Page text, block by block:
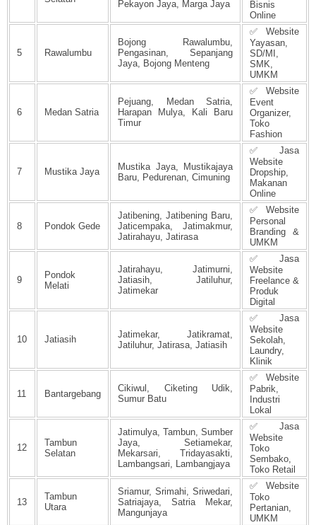
Pekayon Jaya, Marga Jaya
Bisnis
Online
5 Rawalumbu
Bojong Rawalumbu,
Pengasinan, Sepanjang
Jaya, Bojong Menteng
✅ Website
Yayasan,
SD/MI,
SMK,
UMKM
6 Medan Satria
Pejuang, Medan Satria,
Harapan Mulya, Kali Baru
Timur
✅ Website
Event
Organizer,
Toko
Fashion
7 Mustika Jaya
Mustika Jaya, Mustikajaya
Baru, Pedurenan, Cimuning
✅ Jasa
Website
Dropship,
Makanan
Online
8 Pondok Gede
Jatibening, Jatibening Baru,
Jaticempaka, Jatimakmur,
Jatirahayu, Jatirasa
✅ Website
Personal
Branding &
UMKM
9
Pondok
Melati
Jatirahayu, Jatimurni,
Jatiasih, Jatiluhur,
Jatimekar
✅ Jasa
Website
Freelance &
Produk
Digital
10 Jatiasih
Jatimekar, Jatikramat,
Jatiluhur, Jatirasa, Jatiasih
✅ Jasa
Website
Sekolah,
Laundry,
Klinik
11 Bantargebang
Cikiwul, Ciketing Udik,
Sumur Batu
✅ Website
Pabrik,
Industri
Lokal
12
Tambun
Selatan
Jatimulya, Tambun, Sumber
Jaya, Setiamekar,
Mekarsari, Tridayasakti,
Lambangsari, Lambangjaya
✅ Jasa
Website
Toko
Sembako,
Toko Retail
13
Tambun
Utara
Sriamur, Srimahi, Sriwedari,
Satriajaya, Satria Mekar,
Mangunjaya
✅ Website
Toko
Pertanian,
UMKM